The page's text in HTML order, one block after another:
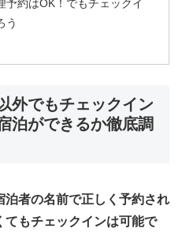
予約はOK！でもチェックイ
う
外でもチェックイン
泊ができるか徹底調
泊者の名前で正しく予約され
もチェックインは可能で